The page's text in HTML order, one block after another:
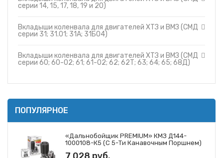
серии 14, 15, 17, 18, 19 и 20)
Вкладыши коленвала для двигателей ХТЗ и ВМЗ (СМД
серии 31; 31.01; 31А; 31Б04)
Вкладыши коленвала для двигателей ХТЗ и ВМЗ (СМД
серии 60; 60-02; 61; 61-02; 62; 62Т; 63; 64; 65; 68Д)
ПОПУЛЯРНОЕ
«Дальнобойщик PREMIUM» КМЗ Д144-
1000108-К5 (с 5-Ти Канавочным Поршнем)